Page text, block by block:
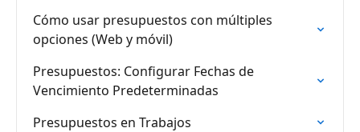
Cómo usar presupuestos con múltiples
opciones (Web y móvil)
Presupuestos: Configurar Fechas de
Vencimiento Predeterminadas
Presupuestos en Trabajos